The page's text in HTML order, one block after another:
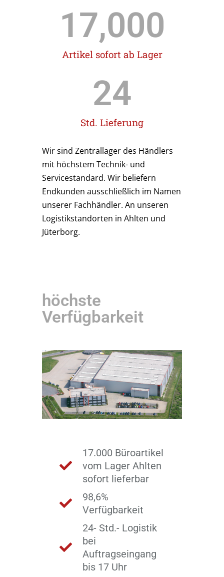
Artikel sofort ab Lager
17,000
Std. Lieferung
24
Wir sind Zentrallager des Händlers
mit höchstem Technik- und
Servicestandard. Wir beliefern
Endkunden ausschließlich im Namen
unserer Fachhändler. An unseren
Logistikstandorten in Ahlten und
Jüterborg.
höchste
Verfügbarkeit
17.000 Büroartikel
vom Lager Ahlten
sofort lieferbar
98,6%
Verfügbarkeit
24- Std.- Logistik
bei
Auftragseingang
bis 17 Uhr